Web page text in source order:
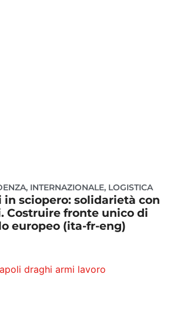
, INTERNAZIONALE, LOGISTICA
in sciopero: solidarietà con
Costruire fronte unico di
europeo (ita-fr-eng)